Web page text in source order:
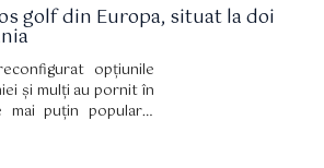
golf din Europa, situat la doi
opțiunile
și mulți au pornit în
mai puțin populare,